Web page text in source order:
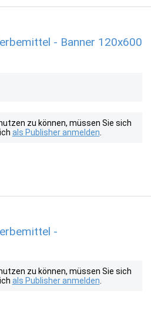
- Banner 120x600
zu können, müssen Sie sich
als Publisher anmelden
-
zu können, müssen Sie sich
als Publisher anmelden